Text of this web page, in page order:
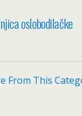
oslobodilačke
From This